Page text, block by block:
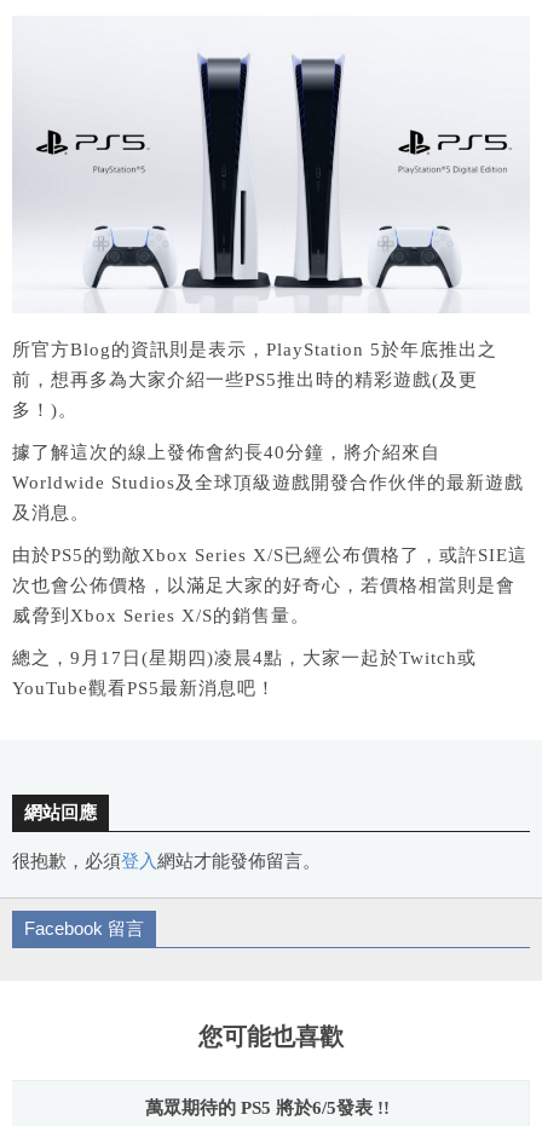
所官方Blog的資訊則是表示，PlayStation 5於年底推出之
前，想再多為大家介紹一些PS5推出時的精彩遊戲(及更
多！)。
據了解這次的線上發佈會約長40分鐘，將介紹來自
Worldwide Studios及全球頂級遊戲開發合作伙伴的最新遊戲
及消息。
由於PS5的勁敵Xbox Series X/S已經公布價格了，或許SIE這
次也會公佈價格，以滿足大家的好奇心，若價格相當則是會
威脅到Xbox Series X/S的銷售量。
總之，9月17日(星期四)凌晨4點，大家一起於Twitch或
YouTube觀看PS5最新消息吧！
網站回應
很抱歉，必須登入網站才能發佈留言。
Facebook 留言
您可能也喜歡
萬眾期待的 PS5 將於6/5發表 !!